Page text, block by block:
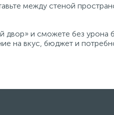
между стеной
и сможете без урона
на вкус, бюджет и